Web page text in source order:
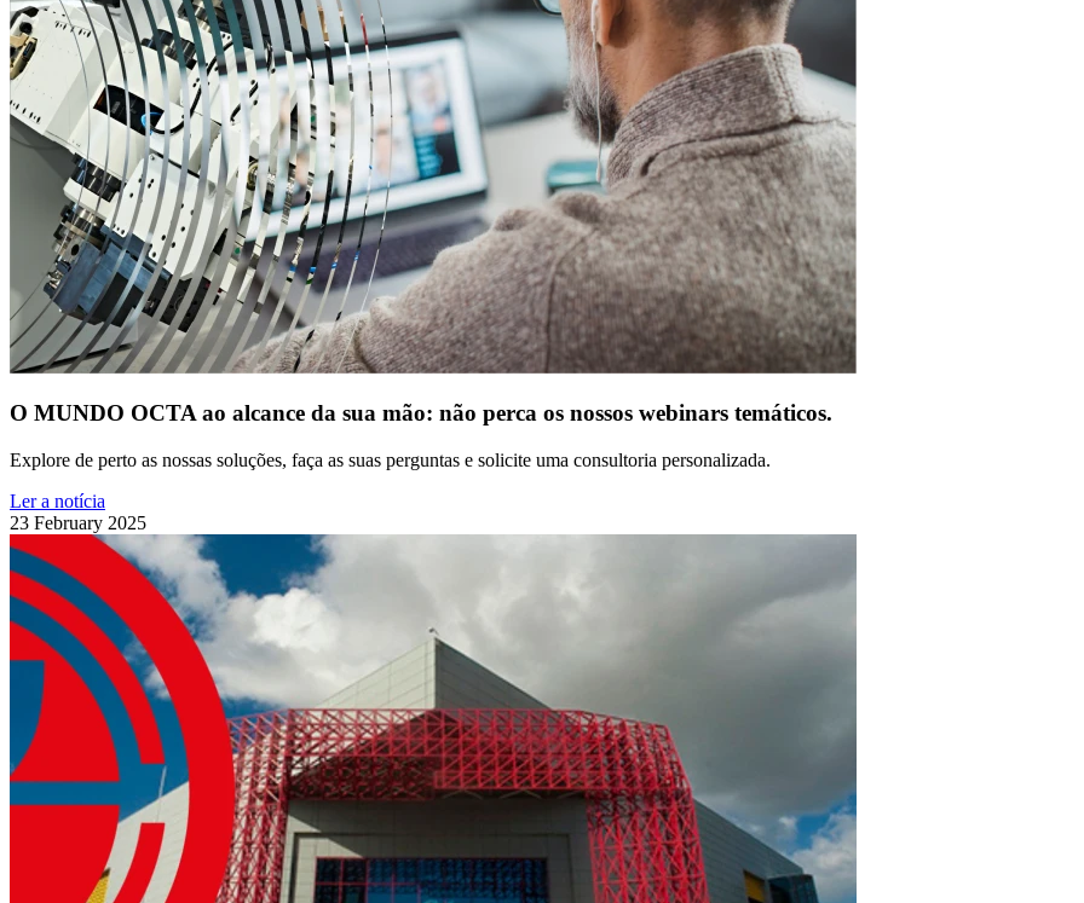
O MUNDO OCTA ao alcance da sua mão: não perca os nossos webinars temáticos.
Explore de perto as nossas soluções, faça as suas perguntas e solicite uma consultoria personalizada.
Ler a notícia
23 February 2025